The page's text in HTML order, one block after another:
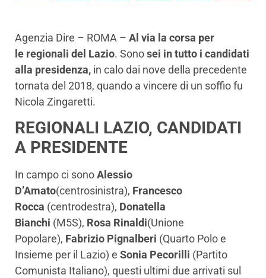
Agenzia Dire – ROMA – Al via la corsa per
le regionali del Lazio. Sonosei in tutto i candidati
alla presidenza, in calo dai nove della precedente
tornata del 2018, quando a vincere di un soffio fu
Nicola Zingaretti.
REGIONALI LAZIO, CANDIDATI
A PRESIDENTE
In campo ci sonoAlessio
D’Amato(centrosinistra), Francesco
Rocca (centrodestra), Donatella
Bianchi (M5S), Rosa Rinaldi(Unione
Popolare), Fabrizio Pignalberi (Quarto Polo e
Insieme per il Lazio) e Sonia Pecorilli (Partito
Comunista Italiano), questi ultimi due arrivati sul